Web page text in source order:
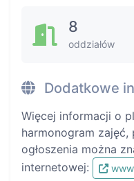
8
oddziałów
Dodatkowe
Więcej informacji o
harmonogram
ogłoszenia można
internetowej: